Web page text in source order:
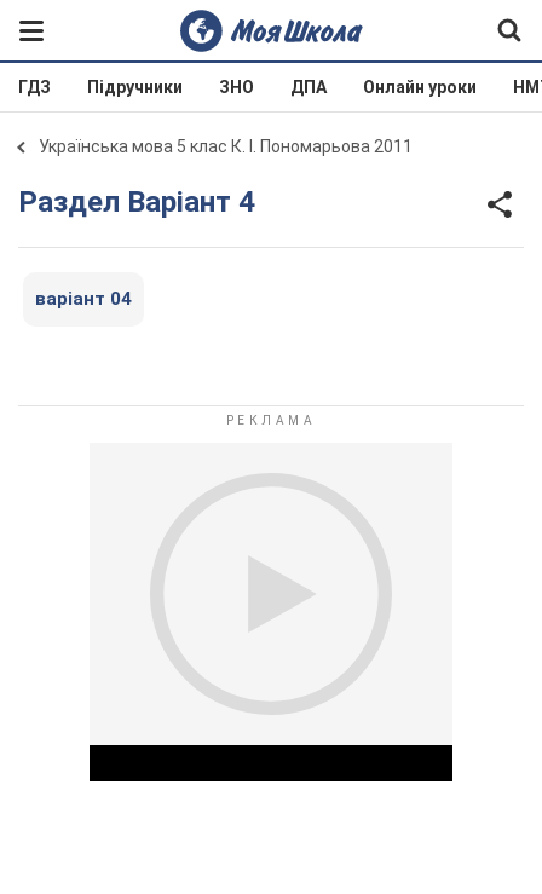
ГДЗ Підручники ЗНО ДПА Онлайн уроки
Українська мова 5 клас К. І. Пономарьова 2011
Раздел Варіант 4
варіант 04